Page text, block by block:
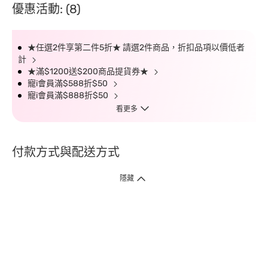
優惠活動: (8)
★任選2件享第二件5折★ 請選2件商品，折扣品項以價低者
計
★滿$1200送$200商品提貨券★
寵i會員滿$588折$50
寵i會員滿$888折$50
看更多
付款方式與配送方式
隱藏